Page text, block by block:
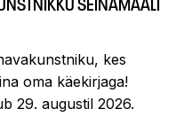
kes
oma käekirjaga!
29. augustil 2026.